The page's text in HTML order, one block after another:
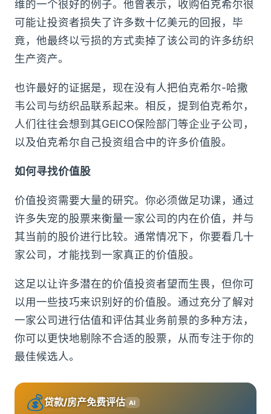
维的一个很好的例子。他曾表示，收购伯克希尔很
可能让投资者损失了许多数十亿美元的回报，毕
竟，他最终以亏损的方式卖掉了该公司的许多纺织
生产资产。
也许最好的证据是，现在没有人把伯克希尔-哈撒
韦公司与纺织品联系起来。相反，提到伯克希尔，
人们往往会想到其GEICO保险部门等企业子公司，
以及伯克希尔自己投资组合中的许多价值股。
如何寻找价值股
价值投资需要大量的研究。你必须做足功课，通过
许多失宠的股票来衡量一家公司的内在价值，并与
其当前的股价进行比较。通常情况下，你要看几十
家公司，才能找到一家真正的价值股。
这足以让许多潜在的价值投资者望而生畏，但你可
以用一些技巧来识别好的价值股。通过充分了解对
一家公司进行估值和评估其业务前景的多种方法，
你可以更快地剔除不合适的股票，从而专注于你的
最佳候选人。
💰贷款/房产免费评估 AI